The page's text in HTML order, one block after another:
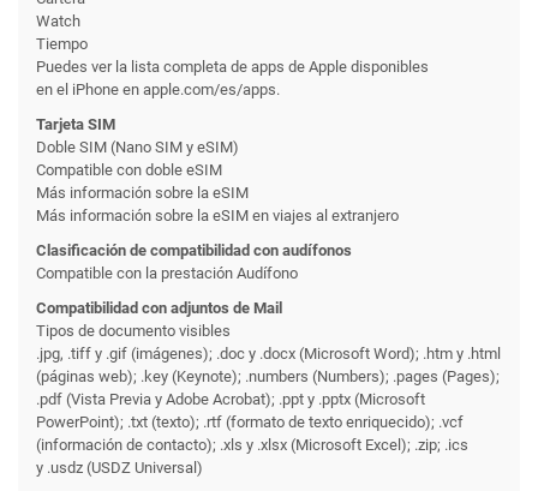
Watch
Tiempo
Puedes ver la lista completa de apps de Apple disponibles
en el iPhone en apple.com/es/apps.
Tarjeta SIM
Doble SIM (Nano SIM y eSIM)
Compatible con doble eSIM
Más información sobre la eSIM
Más información sobre la eSIM en viajes al extranjero
Clasificación de compati­bilidad con audífonos
Compatible con la prestación Audífono
Compati­bilidad con adjuntos de Mail
Tipos de documento visibles
.jpg, .tiff y .gif (imágenes); .doc y .docx (Microsoft Word); .htm y .html
(páginas web); .key (Keynote); .numbers (Numbers); .pages (Pages);
.pdf (Vista Previa y Adobe Acrobat); .ppt y .pptx (Microsoft
PowerPoint); .txt (texto); .rtf (formato de texto enriquecido); .vcf
(información de contacto); .xls y .xlsx (Microsoft Excel); .zip; .ics
y .usdz (USDZ Universal)